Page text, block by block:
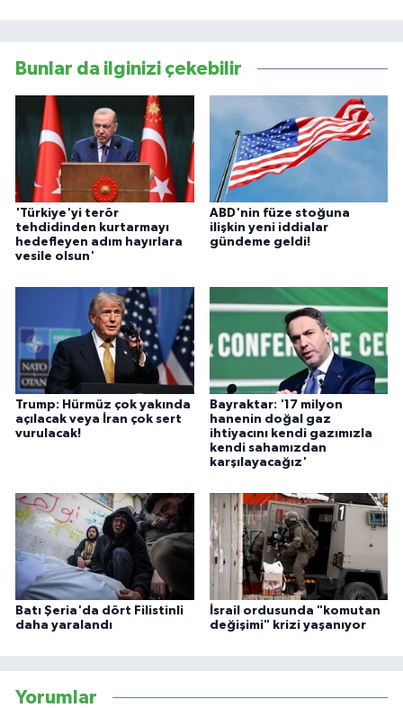
Bunlar da ilginizi çekebilir
'Türkiye'yi terör
tehdidinden kurtarmayı
hedefleyen adım hayırlara
vesile olsun'
ABD'nin füze stoğuna
ilişkin yeni iddialar
gündeme geldi!
Trump: Hürmüz çok yakında
açılacak veya İran çok sert
vurulacak!
Bayraktar: '17 milyon
hanenin doğal gaz
ihtiyacını kendi gazımızla
kendi sahamızdan
karşılayacağız'
Batı Şeria'da dört Filistinli
daha yaralandı
İsrail ordusunda "komutan
değişimi" krizi yaşanıyor
Yorumlar